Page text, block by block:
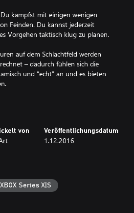
kämpfst mit einigen wenigen
Feinden. Du kannst jederzeit
Vorgehen taktisch klug zu planen.
auf dem Schlachtfeld werden
– dadurch fühlen sich die
und “echt” an und es bieten
Zwerg Tungdil auf einer
lerne mehr über die
und löse optionale Rätsel.
Geborgene Land reicht von
zu flimmernden Wüsten. Du kannst
zahlreiche Charaktere
Doch sei vorsichtig: Vieles, was du
von Veröffentlichungsdatum
1.12.2016
XBOX Series X|S